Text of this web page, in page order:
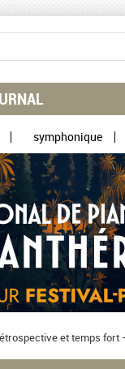
symphonique
et temps fort